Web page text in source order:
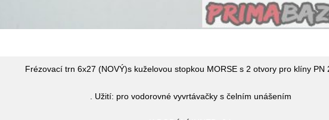
Frézovací trn 6x27 (NOVÝ)s kuželovou stopkou MORSE s 2 otvory pro klíny PN
. Užití: pro vodorovné vyvrtávačky s čelním unášením